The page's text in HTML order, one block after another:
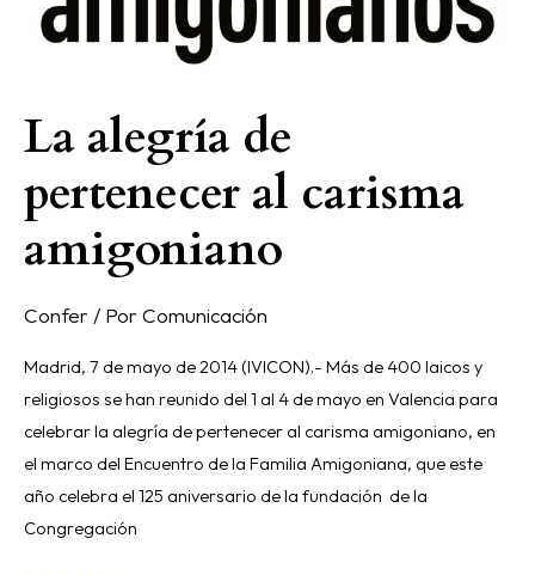
La alegría de
pertenecer al carisma
amigoniano
Confer / Por Comunicación
Madrid, 7 de mayo de 2014 (IVICON).- Más de 400 laicos y
religiosos se han reunido del 1 al 4 de mayo en Valencia para
celebrar la alegría de pertenecer al carisma amigoniano, en
el marco del Encuentro de la Familia Amigoniana, que este
año celebra el 125 aniversario de la fundación de la
Congregación